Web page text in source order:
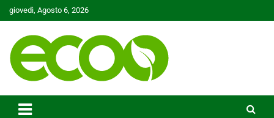
Skip
to
giovedì, Agosto 6, 2026
Ecoo.it